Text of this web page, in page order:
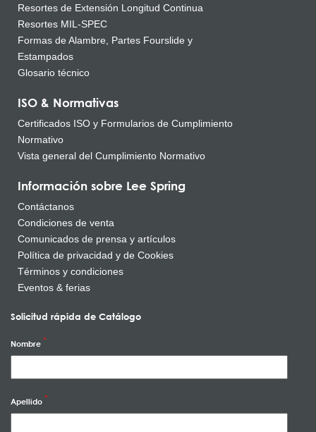
Resortes de Extensión Longitud Continua
Resortes MIL-SPEC
Formas de Alambre, Partes Fourslide y
Estampados
Glosario técnico
ISO & Normativas
Certificados ISO y Formularios de Cumplimiento
Normativo
Vista general del Cumplimiento Normativo
Información sobre Lee Spring
Contáctanos
Condiciones de venta
Comunicados de prensa y artículos
Política de privacidad y de Cookies
Términos y condiciones
Eventos & ferias
Solicitud rápida de Catálogo
Nombre
Apellido